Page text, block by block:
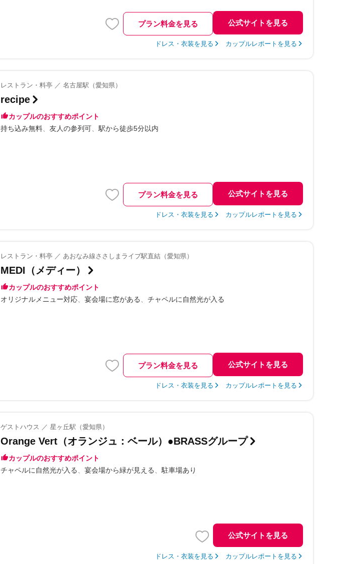
プラン料金を見る 公式サイトを見る
ドレス・衣装を見る カップルレポートを見る
レストラン・料亭 ／ 名古屋駅（愛知県）
recipe
カップルのおすすめポイント
持ち込み無料
友人の参列可 駅から徒歩5分以内
プラン料金を見る 公式サイトを見る
ドレス・衣装を見る カップルレポートを見る
レストラン・料亭 ／ あおなみ線ささしまライブ駅直結（愛知県）
MEDI（メディー）
カップルのおすすめポイント
オリジナルメニュー対応
宴会場に窓がある チャペルに自然光が入る
プラン料金を見る 公式サイトを見る
ドレス・衣装を見る カップルレポートを見る
ゲストハウス ／ 星ヶ丘駅（愛知県）
Orange Vert（オランジュ：ベール）●BRASSグループ
カップルのおすすめポイント
チャペルに自然光が入る
宴会場から緑が見える 駐車場あり
公式サイトを見る
ドレス・衣装を見る カップルレポートを見る